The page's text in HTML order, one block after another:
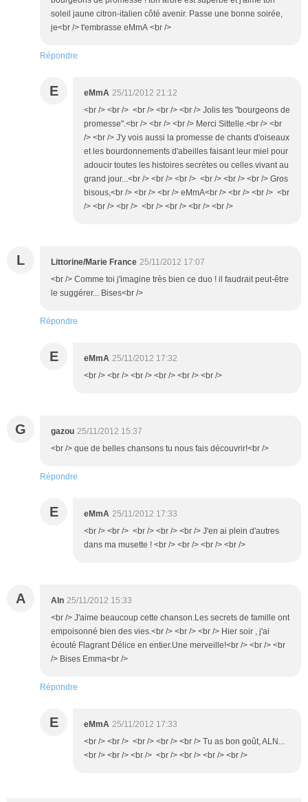
soleil jaune citron-italien côté avenir. Passe une bonne soirée,
je<br /> t'embrasse eMmA <br />
Répondre
E eMmA 25/11/2012 21:12
<br /> <br /> <br /> <br /> <br /> Jolis tes "bourgeons de
promesse".<br /> <br /> <br /> Merci Sittelle.<br /> <br
/> <br /> J'y vois aussi la promesse de chants d'oiseaux
et les bourdonnements d'abeilles faisant leur miel pour
adoucir toutes les histoires secrètes ou celles vivant au
grand jour...<br /> <br /> <br /> <br /> <br /> <br /> Gros
bisous,<br /> <br /> <br /> eMmA<br /> <br /> <br /> <br
/> <br /> <br /> <br /> <br /> <br /> <br />
L Littorine/Marie France 25/11/2012 17:07
<br /> Comme toi j'imagine très bien ce duo ! il faudrait peut-être
le suggérer... Bises<br />
Répondre
E eMmA 25/11/2012 17:32
<br /> <br /> <br /> <br /> <br /> <br />
G gazou 25/11/2012 15:37
<br /> que de belles chansons tu nous fais découvrir!<br />
Répondre
E eMmA 25/11/2012 17:33
<br /> <br /> <br /> <br /> <br /> J'en ai plein d'autres
dans ma musette ! <br /> <br /> <br /> <br />
A Aln 25/11/2012 15:33
<br /> J'aime beaucoup cette chanson.Les secrets de famille ont
empoisonné bien des vies.<br /> <br /> <br /> Hier soir , j'ai
écouté Flagrant Délice en entier.Une merveille!<br /> <br /> <br
/> Bises Emma<br />
Répondre
E eMmA 25/11/2012 17:33
<br /> <br /> <br /> <br /> <br /> Tu as bon goût, ALN...
<br /> <br /> <br /> <br /> <br /> <br /> <br />